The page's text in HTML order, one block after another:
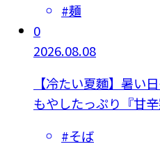
#麺
0
2026.08.08
【冷たい夏麵】暑い
もやしたっぷり『甘
#そば